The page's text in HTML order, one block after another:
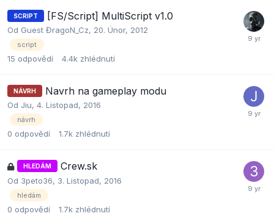
SCRIPT [FS/Script] MultiScript v1.0
Od Guest ĐragoN_Cz, 20. Únor, 2012
script
15 odpovědí 4.4k zhlédnutí
NÁVRH Navrh na gameplay modu
Od Jiu, 4. Listopad, 2016
návrh
0 odpovědí 1.7k zhlédnutí
HLEDÁM Crew.sk
Od 3peto36, 3. Listopad, 2016
hledám
0 odpovědí 1.7k zhlédnutí